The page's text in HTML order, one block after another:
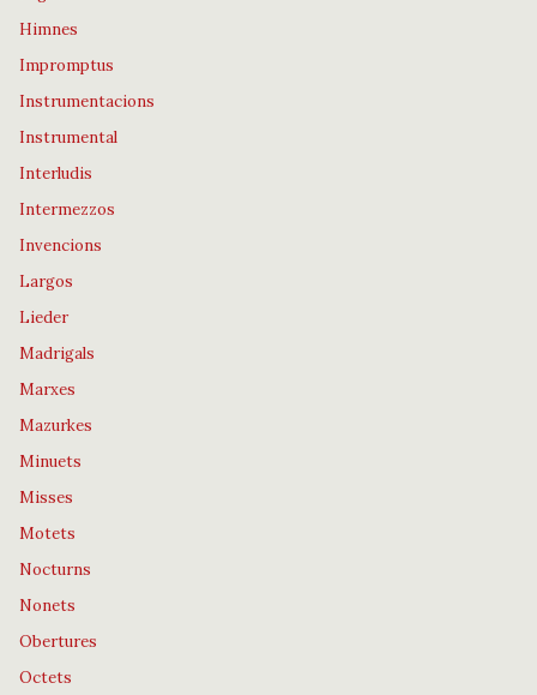
Himnes
Impromptus
Instrumentacions
Instrumental
Interludis
Intermezzos
Invencions
Largos
Lieder
Madrigals
Marxes
Mazurkes
Minuets
Misses
Motets
Nocturns
Nonets
Obertures
Octets